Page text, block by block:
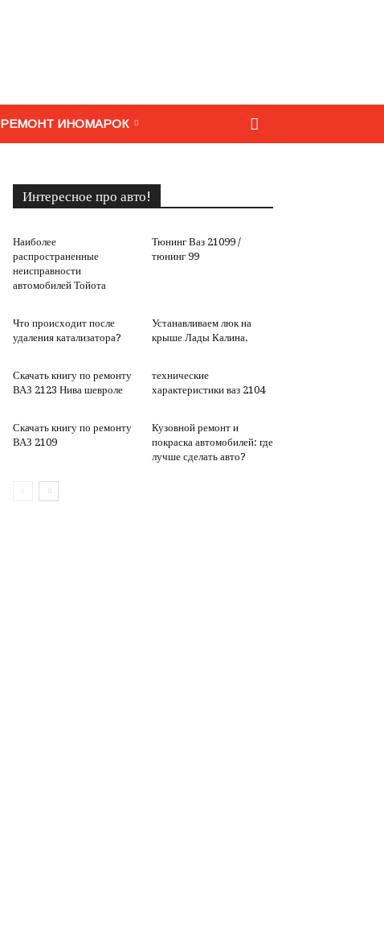
РЕМОНТ ИНОМАРОК
Интересное про авто!
Наиболее
распространенные
неисправности
автомобилей Тойота
Тюнинг Ваз 21099 /
тюнинг 99
Что происходит после
удаления катализатора?
Устанавливаем люк на
крыше Лады Калина.
Скачать книгу по ремонту
ВАЗ 2123 Нива шевроле
технические
характеристики ваз 2104
Скачать книгу по ремонту
ВАЗ 2109
Кузовной ремонт и
покраска автомобилей: где
лучше сделать авто?